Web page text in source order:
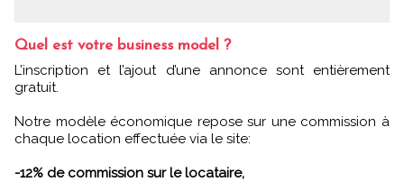
Quel est votre business model ?
L’inscription et l’ajout d’une annonce sont entièrement
gratuit.
Notre modèle économique repose sur une commission à
chaque location effectuée via le site:
-12% de commission sur le locataire,